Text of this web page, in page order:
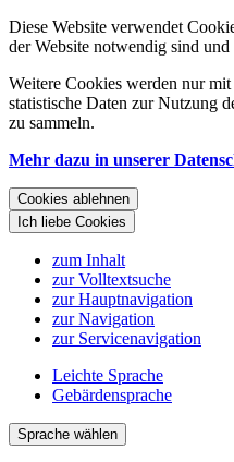
Diese Website verwendet
der Website notwendig sind und
Weitere Cookies werden nur
statistische Daten zur Nutzung
zu sammeln.
Mehr dazu in unserer
Cookies ablehnen
Ich liebe Cookies
zum Inhalt
zur Volltextsuche
zur Hauptnavigation
zur Navigation
zur Servicenavigation
Leichte Sprache
Gebärdensprache
Sprache wählen